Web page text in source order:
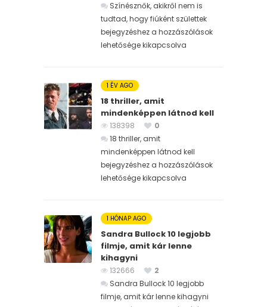
Színésznők, akikről nem is
tudtad, hogy fiúként születtek
bejegyzéshez a hozzászólások
lehetősége kikapcsolva
1 ÉV AGO
18 thriller, amit
mindenképpen látnod kell
138398
0
18 thriller, amit
mindenképpen látnod kell
bejegyzéshez a hozzászólások
lehetősége kikapcsolva
1 HÓNAP AGO
Sandra Bullock 10 legjobb
filmje, amit kár lenne
kihagyni
132666
2
Sandra Bullock 10 legjobb
filmje, amit kár lenne kihagyni